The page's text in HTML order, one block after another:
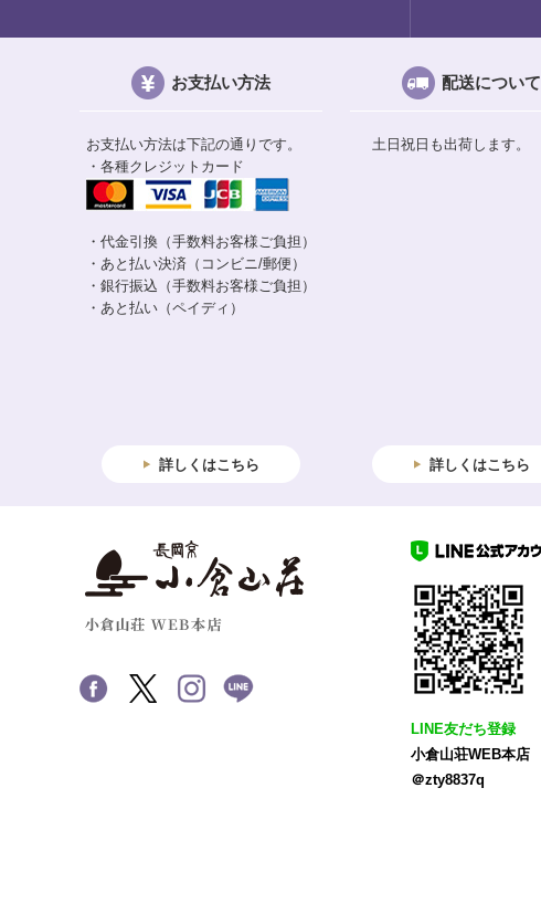
お支払い方法
お支払い方法は下記の通りです。
・各種クレジットカード
・代金引換（手数料お客様ご負担）
・あと払い決済（コンビニ/郵便）
・銀行振込（手数料お客様ご負担）
・あと払い（ペイディ）
詳しくはこちら
配送について
土日祝日も出荷します。
詳しくはこちら
LINE友だち登録
小倉山荘WEB本店
＠zty8837q